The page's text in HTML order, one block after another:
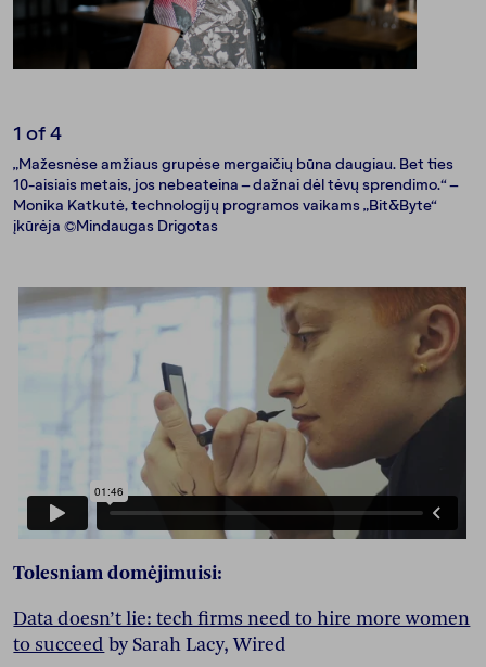
1 of 4
„Mažesnėse amžiaus grupėse mergaičių būna daugiau. Bet ties
10-aisiais metais, jos nebeateina – dažnai dėl tėvų sprendimo.“ –
Monika Katkutė, technologijų programos vaikams „Bit&Byte“
įkūrėja ©Mindaugas Drigotas
Tolesniam domėjimuisi:
Data doesn’t lie: tech firms need to hire more women
to succeed by Sarah Lacy, Wired